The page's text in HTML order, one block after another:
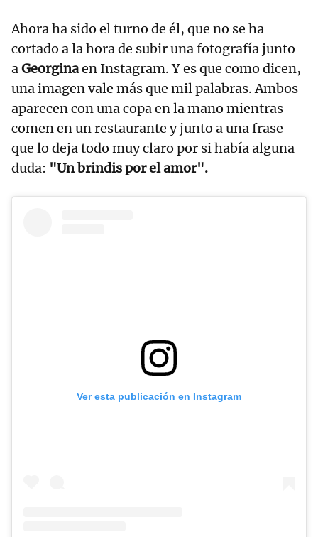
Ahora ha sido el turno de él, que no se ha
cortado a la hora de subir una fotografía junto
aGeorginaen Instagram. Y es que como dicen,
una imagen vale más que mil palabras. Ambos
aparecen con una copa en la mano mientras
comen en un restaurante y junto a una frase
que lo deja todo muy claro por si había alguna
duda: "Un brindis por el amor".
Ver esta publicación en Instagram